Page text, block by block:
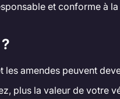
et conforme à
les amendes peuvent
plus la valeur de votre